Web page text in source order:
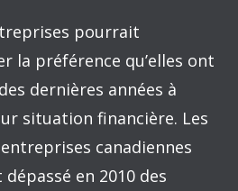
pourrait
la préférence qu’elles ont
dernières années à
situation financière. Les
canadiennes
en 2010 des